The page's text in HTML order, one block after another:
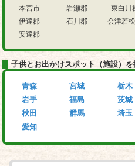
本宮市
伊達郡
安達郡
岩瀬郡
石川郡
東白川
会津若
子供とお出かけスポット（施設）
青森
岩手
秋田
愛知
宮城
福島
群馬
栃木
茨城
埼玉